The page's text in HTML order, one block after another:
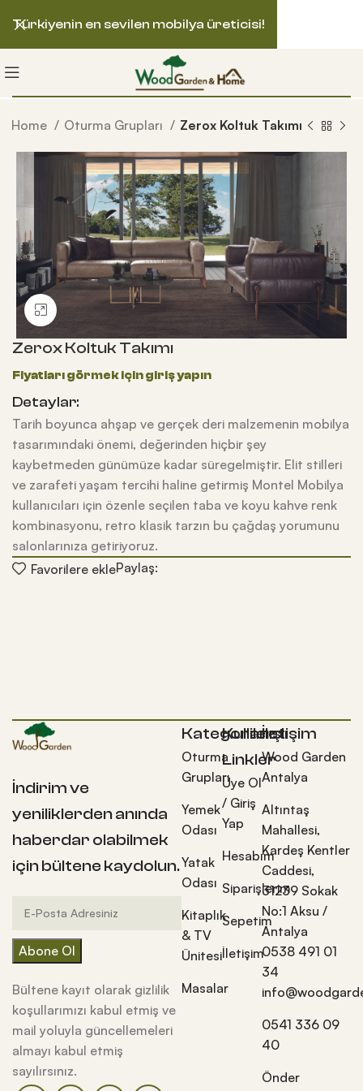
Home Oturma Grupları Zerox Koltuk Takımı
Büyütmek için tıklayın
Zerox Koltuk Takımı
Detaylar:
Tarih boyunca ahşap ve gerçek deri malzemenin mobilya
tasarımındaki önemi, değerinden hiçbir şey
kaybetmeden günümüze kadar süregelmiştir. Elit stilleri
ve zarafeti yaşam tercihi haline getirmiş Montel Mobilya
kullanıcıları için özenle seçilen taba ve koyu kahve renk
kombinasyonu, retro klasik tarzın bu çağdaş yorumunu
salonlarınıza getiriyoruz.
Favorilere eklePaylaş:
İndirim ve
yeniliklerden anında
haberdar olabilmek
için bültene kaydolun.
Bültene kayıt olarak gizlilik
koşullarımızı kabul etmiş ve
mail yoluyla güncellemeleri
almayı kabul etmiş
sayılırsınız.
Kategoriler
Oturma
Grupları
Yemek
Odası
Yatak
Odası
Kitaplık
& TV
Ünitesi
Masalar
Kullanışlı
Linkler
Üye Ol
/ Giriş
Yap
Hesabım
Siparişlerim
Sepetim
İletişim
İletişim
Wood Garden
Antalya
Altıntaş
Mahallesi,
Kardeş Kentler
Caddesi,
31239 Sokak
No:1 Aksu /
Antalya
0538 491 01
34
0541 336 09
40
Önder
Türkiyenin en sevilen mobilya üreticisi!